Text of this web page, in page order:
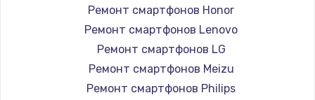
Ремонт смартфонов Honor
Ремонт смартфонов Lenovo
Ремонт смартфонов LG
Ремонт смартфонов Meizu
Ремонт смартфонов Philips